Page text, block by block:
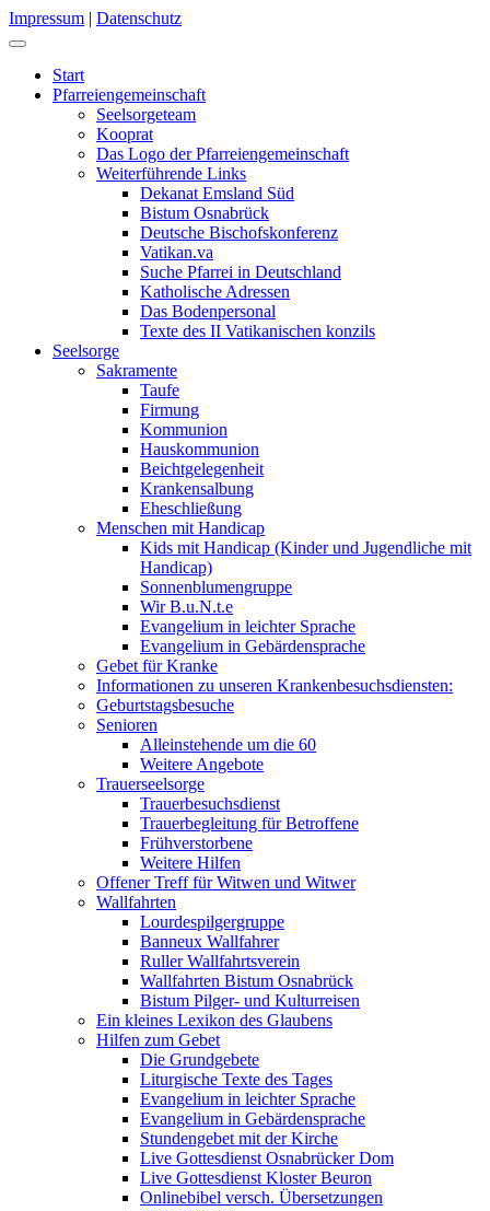
Impressum | Datenschutz
Start
Pfarreiengemeinschaft
Seelsorgeteam
Kooprat
Das Logo der Pfarreiengemeinschaft
Weiterführende Links
Dekanat Emsland Süd
Bistum Osnabrück
Deutsche Bischofskonferenz
Vatikan.va
Suche Pfarrei in Deutschland
Katholische Adressen
Das Bodenpersonal
Texte des II Vatikanischen konzils
Seelsorge
Sakramente
Taufe
Firmung
Kommunion
Hauskommunion
Beichtgelegenheit
Krankensalbung
Eheschließung
Menschen mit Handicap
Kids mit Handicap (Kinder und Jugendliche mit
Handicap)
Sonnenblumengruppe
Wir B.u.N.t.e
Evangelium in leichter Sprache
Evangelium in Gebärdensprache
Gebet für Kranke
Informationen zu unseren Krankenbesuchsdiensten:
Geburtstagsbesuche
Senioren
Alleinstehende um die 60
Weitere Angebote
Trauerseelsorge
Trauerbesuchsdienst
Trauerbegleitung für Betroffene
Frühverstorbene
Weitere Hilfen
Offener Treff für Witwen und Witwer
Wallfahrten
Lourdespilgergruppe
Banneux Wallfahrer
Ruller Wallfahrtsverein
Wallfahrten Bistum Osnabrück
Bistum Pilger- und Kulturreisen
Ein kleines Lexikon des Glaubens
Hilfen zum Gebet
Die Grundgebete
Liturgische Texte des Tages
Evangelium in leichter Sprache
Evangelium in Gebärdensprache
Stundengebet mit der Kirche
Live Gottesdienst Osnabrücker Dom
Live Gottesdienst Kloster Beuron
Onlinebibel versch. Übersetzungen